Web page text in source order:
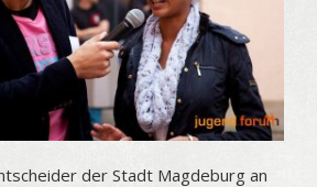
der Stadt Magdeburg an